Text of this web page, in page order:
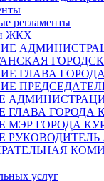
регламенты
ЖКХ
ГЛАВА
ГЛАВА ГОРОДА
МЭР ГОРОДА
услуг